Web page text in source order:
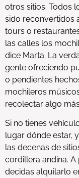
otros sitios. Todos
sido reconvertidos
tours o
las calles los
dice Marta. La
gente ofreciendo
o pendientes
mochileros
recolectar algo
Si no tienes
lugar dónde estar,
las decenas de
cordillera andina.
decidas alquilarlo